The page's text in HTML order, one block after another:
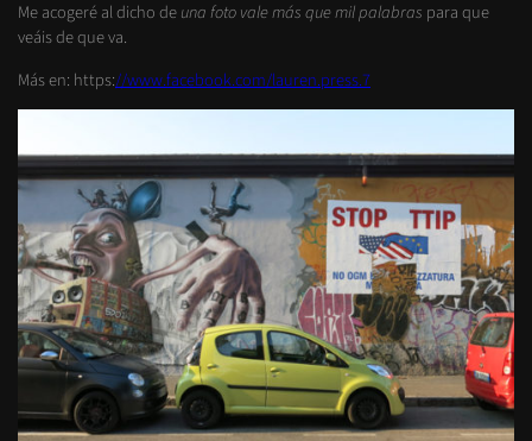
Me acogeré al dicho deuna foto vale más que mil palabras para que
veáis de que va.
Más en: https://www.facebook.com/lauren.press.7